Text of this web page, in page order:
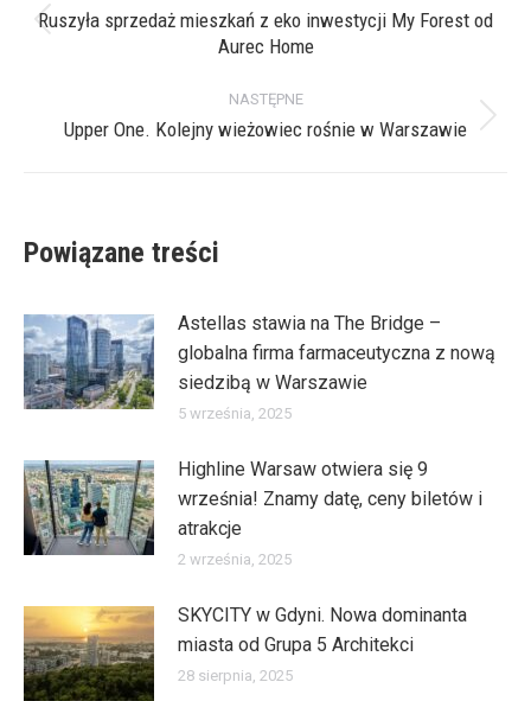
wpisów
Poprzedni
Ruszyła sprzedaż mieszkań z eko inwestycji My Forest od
Aurec Home
NASTĘPNE
Następny
Upper One. Kolejny wieżowiec rośnie w Warszawie
Powiązane treści
Astellas stawia na The Bridge –
globalna firma farmaceutyczna z nową
siedzibą w Warszawie
5 września, 2025
Highline Warsaw otwiera się 9
września! Znamy datę, ceny biletów i
atrakcje
2 września, 2025
SKYCITY w Gdyni. Nowa dominanta
miasta od Grupa 5 Architekci
28 sierpnia, 2025